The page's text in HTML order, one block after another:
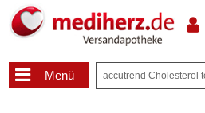
Menü